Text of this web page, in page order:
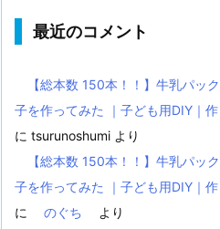
最近のコメント
【総本数 150本！！】牛乳パッ
子を作ってみた ｜子ども用DIY｜
に tsurunoshumi より
【総本数 150本！！】牛乳パッ
子を作ってみた ｜子ども用DIY｜
に
のぐち
より